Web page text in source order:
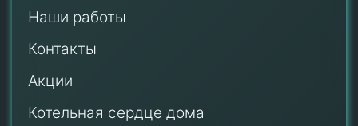
Наши работы
Контакты
Акции
Котельная сердце дома